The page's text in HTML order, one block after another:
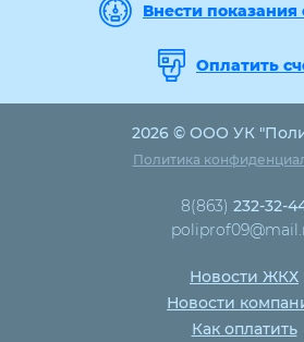
Внести показания
Оплатить
2026 © ООО УК
Политика
8(863) 232-32-
Новости ЖКХ
Новости
Как оплатить